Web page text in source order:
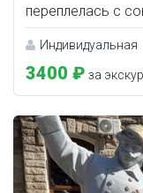
переплелась с
Индивидуальная
3400 ₽ за